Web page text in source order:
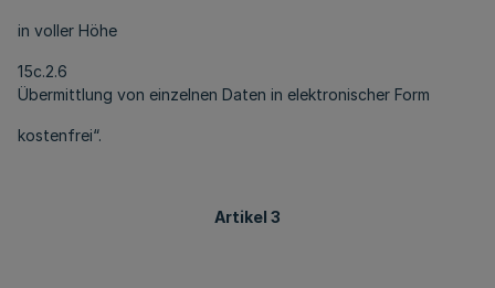
in voller Höhe
15c.2.6
Übermittlung von einzelnen Daten in elektronischer Form
kostenfrei“.
Artikel 3